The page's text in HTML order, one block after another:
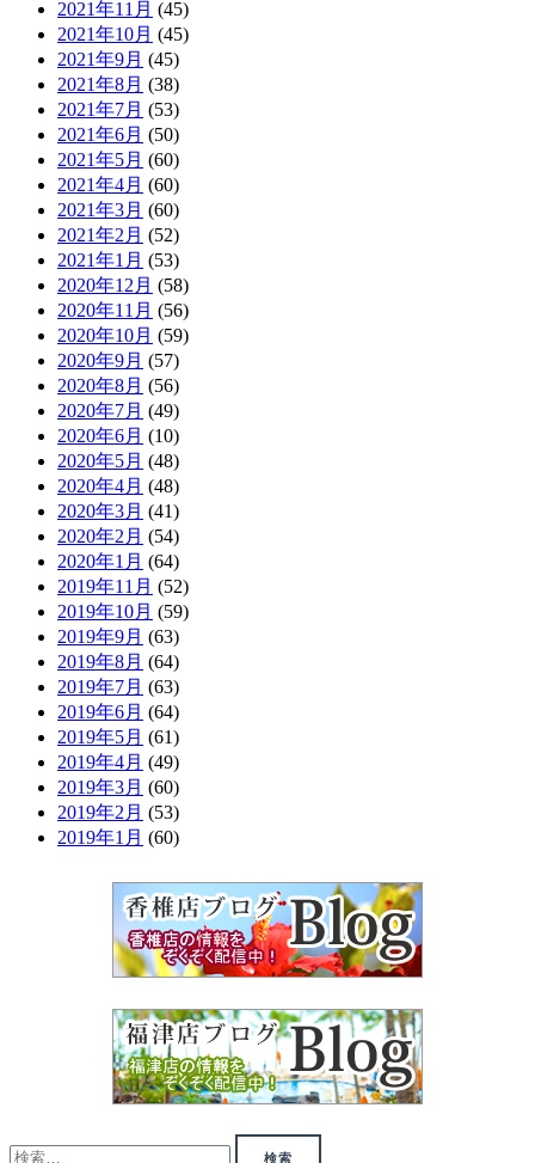
2021年11月 (45)
2021年10月 (45)
2021年9月 (45)
2021年8月 (38)
2021年7月 (53)
2021年6月 (50)
2021年5月 (60)
2021年4月 (60)
2021年3月 (60)
2021年2月 (52)
2021年1月 (53)
2020年12月 (58)
2020年11月 (56)
2020年10月 (59)
2020年9月 (57)
2020年8月 (56)
2020年7月 (49)
2020年6月 (10)
2020年5月 (48)
2020年4月 (48)
2020年3月 (41)
2020年2月 (54)
2020年1月 (64)
2019年11月 (52)
2019年10月 (59)
2019年9月 (63)
2019年8月 (64)
2019年7月 (63)
2019年6月 (64)
2019年5月 (61)
2019年4月 (49)
2019年3月 (60)
2019年2月 (53)
2019年1月 (60)
検